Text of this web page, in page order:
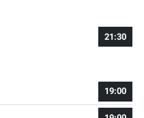
21:30
19:00